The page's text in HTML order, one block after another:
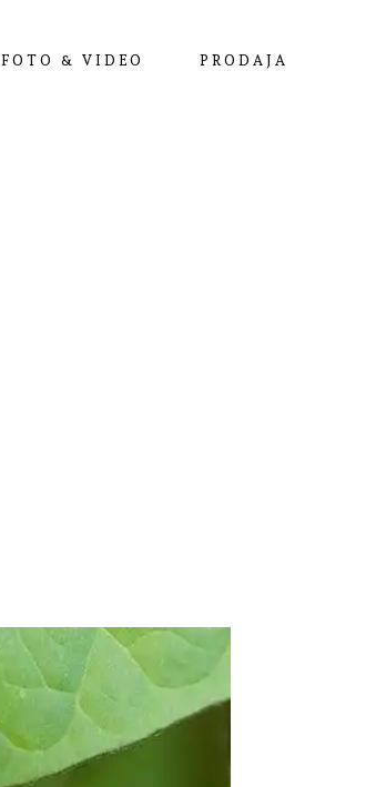
FOTO & VIDEO PRODAJA